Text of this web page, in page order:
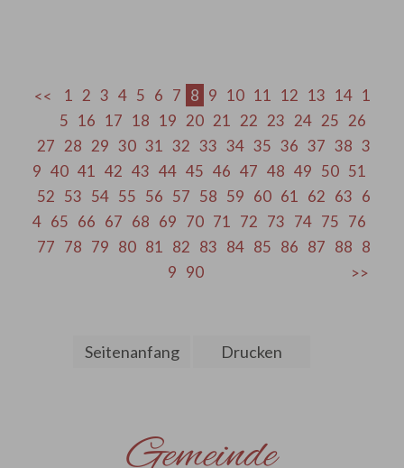
1 2 3 4 5 6 7 8 9 10 11 12 13 14 1
5 16 17 18 19 20 21 22 23 24 25 26
27 28 29 30 31 32 33 34 35 36 37 38 3
9 40 41 42 43 44 45 46 47 48 49 50 51
52 53 54 55 56 57 58 59 60 61 62 63 6
4 65 66 67 68 69 70 71 72 73 74 75 76
77 78 79 80 81 82 83 84 85 86 87 88 8
9 90
Seitenanfang Drucken
Gemeinde